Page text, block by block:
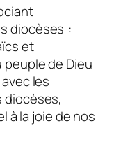
diocèses :
et
de Dieu
les
diocèses,
à la joie de nos